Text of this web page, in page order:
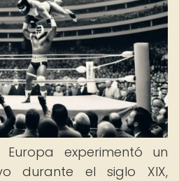
experimentó un
durante el siglo XIX,